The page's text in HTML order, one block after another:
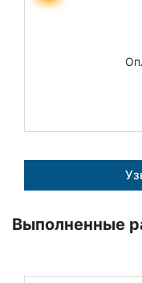
Выполненные